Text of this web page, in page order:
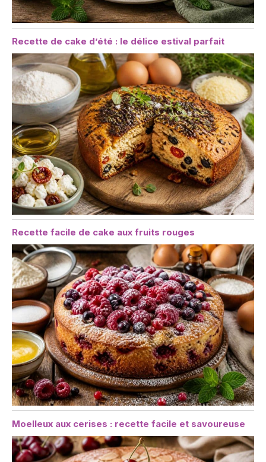
Recette de cake d’été : le délice estival parfait
Recette facile de cake aux fruits rouges
Moelleux aux cerises : recette facile et savoureuse